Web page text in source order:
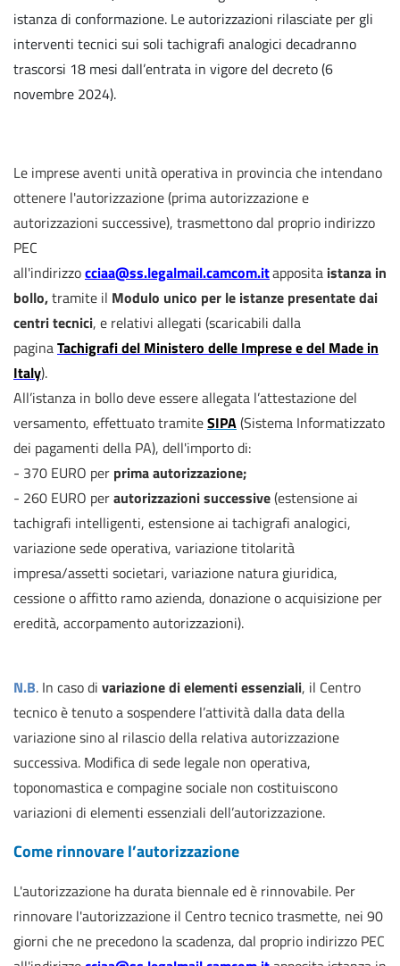
istanza di conformazione. Le autorizzazioni rilasciate per gli
interventi tecnici sui soli tachigrafi analogici decadranno
trascorsi 18 mesi dall’entrata in vigore del decreto (6
novembre 2024).
Le imprese aventi unità operativa in provincia che intendano
ottenere l'autorizzazione (prima autorizzazione e
autorizzazioni successive), trasmettono dal proprio indirizzo
PEC
all'indirizzocciaa@ss.legalmail.camcom.itapposita istanza in
bollo,tramite il Modulo unico per le istanze presentate dai
centri tecnici, e relativi allegati (scaricabili dalla
paginaTachigrafi del Ministero delle Imprese e del Made in
Italy).
All’istanza in bollo deve essere allegata l’attestazione del
versamento, effettuato tramiteSIPA(Sistema Informatizzato
dei pagamenti della PA), dell'importo di:
- 370 EURO per prima autorizzazione;
- 260 EURO perautorizzazioni successive(estensione ai
tachigrafi intelligenti, estensione ai tachigrafi analogici,
variazione sede operativa, variazione titolarità
impresa/assetti societari, variazione natura giuridica,
cessione o affitto ramo azienda, donazione o acquisizione per
eredità, accorpamento autorizzazioni).
N.B. In caso di variazione di elementi essenziali, il Centro
tecnico è tenuto a sospendere l’attività dalla data della
variazione sino al rilascio della relativa autorizzazione
successiva. Modifica di sede legale non operativa,
toponomastica e compagine sociale non costituiscono
variazioni di elementi essenziali dell’autorizzazione.
Come rinnovare l’autorizzazione
L'autorizzazione ha durata biennale ed è rinnovabile. Per
rinnovare l'autorizzazione il Centro tecnico trasmette, nei 90
giorni che ne precedono la scadenza, dal proprio indirizzo PEC